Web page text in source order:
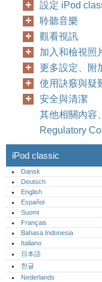
16
設定 iPod
聆聽音樂
觀看視訊
加入和檢視照
更多設定、附
使用訣竅與疑
安全與清潔
其他相關內容
Regulatory
iPod classic
Dansk
Deutsch
English
Español
Suomi
Français
Bahasa Indonesia
Italiano
日本語
한글
Nederlands